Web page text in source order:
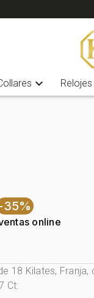
expand_more Relojes
35%
online
18 Kilates, Franja,
Ct: